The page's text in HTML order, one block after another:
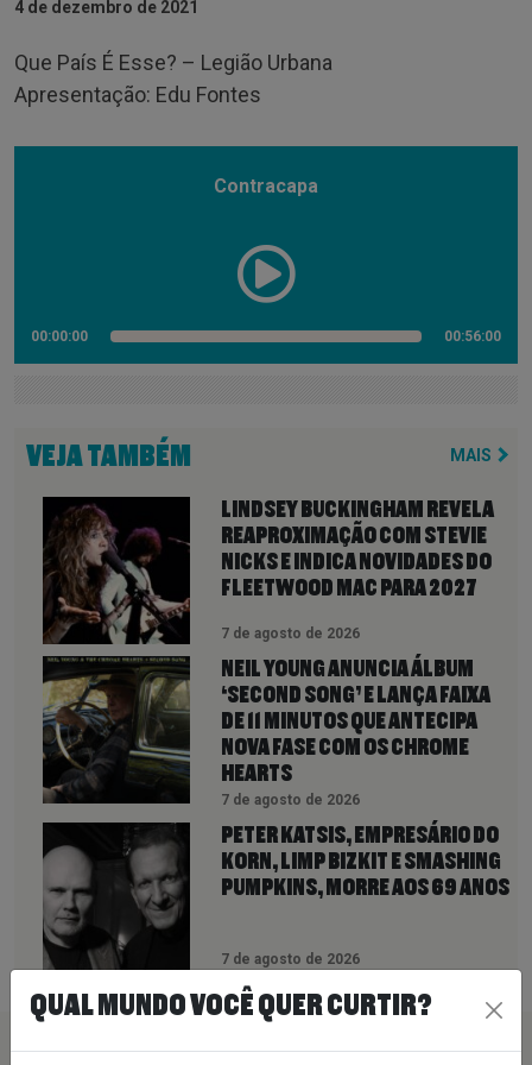
4 de dezembro de 2021
Que País É Esse? – Legião Urbana
Apresentação: Edu Fontes
Contracapa
00:00:00 00:56:00
VEJA TAMBÉM MAIS
LINDSEY BUCKINGHAM REVELA
REAPROXIMAÇÃO COM STEVIE
NICKS E INDICA NOVIDADES DO
FLEETWOOD MAC PARA 2027
7 de agosto de 2026
NEIL YOUNG ANUNCIA ÁLBUM
‘SECOND SONG’ E LANÇA FAIXA
DE 11 MINUTOS QUE ANTECIPA
NOVA FASE COM OS CHROME
HEARTS
7 de agosto de 2026
PETER KATSIS, EMPRESÁRIO DO
KORN, LIMP BIZKIT E SMASHING
PUMPKINS, MORRE AOS 69 ANOS
7 de agosto de 2026
QUAL MUNDO VOCÊ QUER CURTIR?